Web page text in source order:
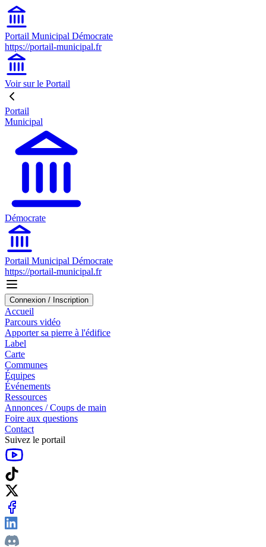
Portail Municipal Démocrate
https://portail-municipal.fr
Voir sur le Portail
Portail
Municipal
Démocrate
Portail Municipal Démocrate
https://portail-municipal.fr
Connexion / Inscription
Accueil
Parcours vidéo
Apporter sa pierre à l'édifice
Label
Carte
Communes
Équipes
Événements
Ressources
Annonces / Coups de main
Foire aux questions
Contact
Suivez le portail